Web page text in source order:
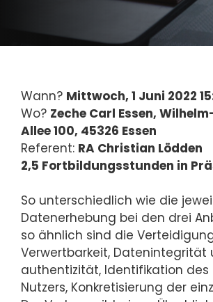
Wann? Mittwoch, 1 Juni 2022
Wo? Zeche Carl Essen,
Allee 100, 45326 Essen
Referent: RA Christian Lödden
2,5 Fortbildungsstunden in
So unterschiedlich wie die
Datenerhebung bei den drei
so ähnlich sind die
Verwertbarkeit, Datenintegrität
authentizität, Identifikation des
Nutzers, Konkretisierung der